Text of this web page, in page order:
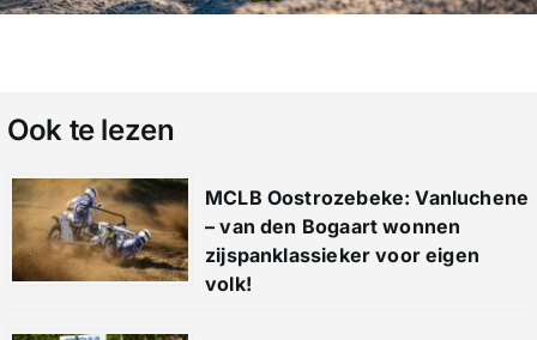
Ook te lezen
MCLB Oostrozebeke: Vanluchene
– van den Bogaart wonnen
zijspanklassieker voor eigen
volk!